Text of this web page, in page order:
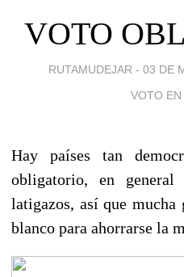
VOTO
RUTAMUDEJAR - 03 DE
VOTO EN
Hay países tan
obligatorio, en
latigazos, así que
blanco para ahorrarse la